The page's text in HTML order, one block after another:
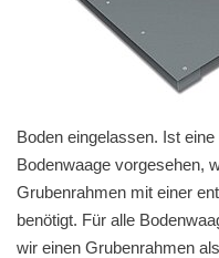
Boden eingelassen. Ist
Bodenwaage vorgesehen,
Grubenrahmen mit einer
benötigt. Für alle
wir einen Grubenrahmen